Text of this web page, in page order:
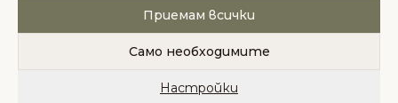
© 2026 Одоната Козметикс ООД. Всички права
запазени.
Политика за поверителностОбщи условия
Приемам всички
Само необходимите
Настройки